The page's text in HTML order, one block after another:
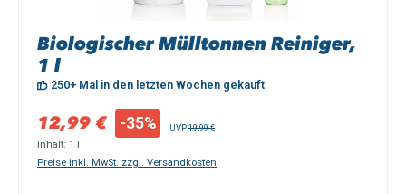
Biologischer Mülltonnen Reiniger,
1 l
250+ Mal in den letzten Wochen gekauft
Verkaufspreis:
12,99 € -35% Regulärer Preis:
UVP19,99 €
Inhalt: 1 l
Preise inkl. MwSt. zzgl. Versandkosten